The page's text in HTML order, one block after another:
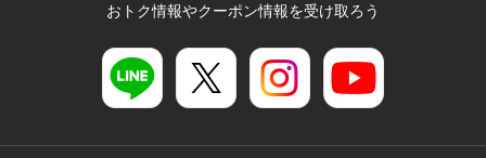
おトク情報やクーポン情報を受け取ろう